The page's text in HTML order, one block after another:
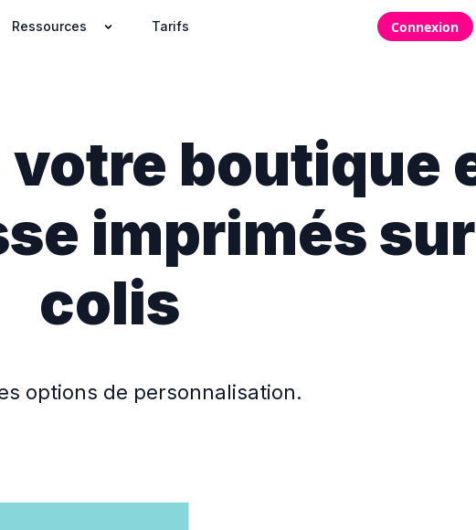
Ressources Tarifs Connexion
votre boutique
imprimés
colis
options de personnalisation.